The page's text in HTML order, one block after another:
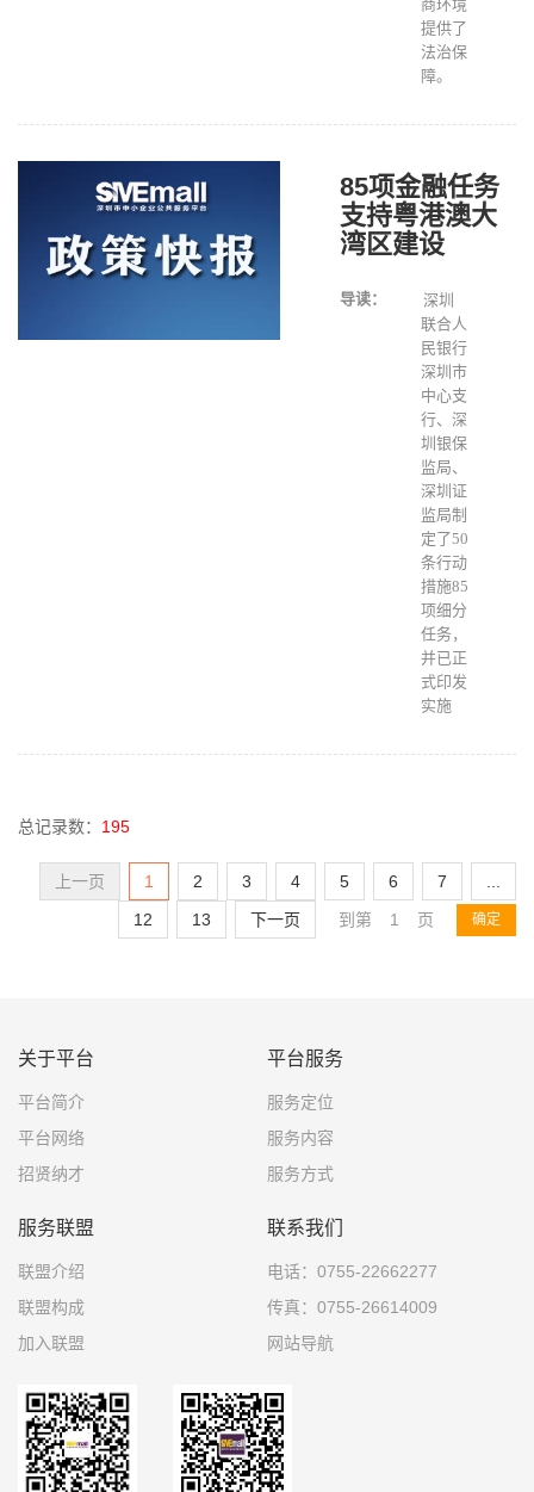
商环境
提供了
法治保
障。
85项金融任务
支持粤港澳大
湾区建设
导读：
深圳
联合人
民银行
深圳市
中心支
行、深
圳银保
监局、
深圳证
监局制
定了50
条行动
措施85
项细分
任务，
并已正
式印发
实施
总记录数： 195
1 2 3 4 5 6 7
12
13 下一页 到第 页 确定
关于平台
平台简介
平台网络
招贤纳才
平台服务
服务定位
服务内容
服务方式
服务联盟
联盟介绍
联盟构成
加入联盟
联系我们
电话：0755-22662277
传真：0755-26614009
网站导航